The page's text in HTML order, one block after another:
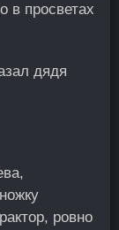
в просветах
дядя
ровно